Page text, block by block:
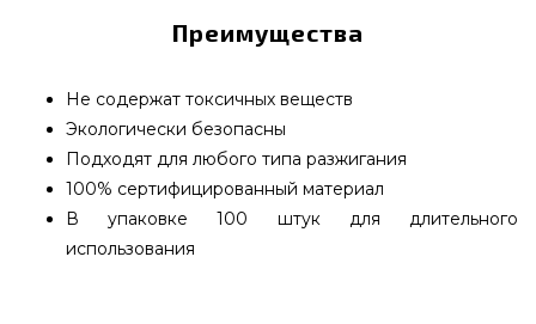
Преимущества
Не содержат токсичных веществ
Экологически безопасны
Подходят для любого типа разжигания
100% сертифицированный материал
В упаковке 100 штук для длительного
использования